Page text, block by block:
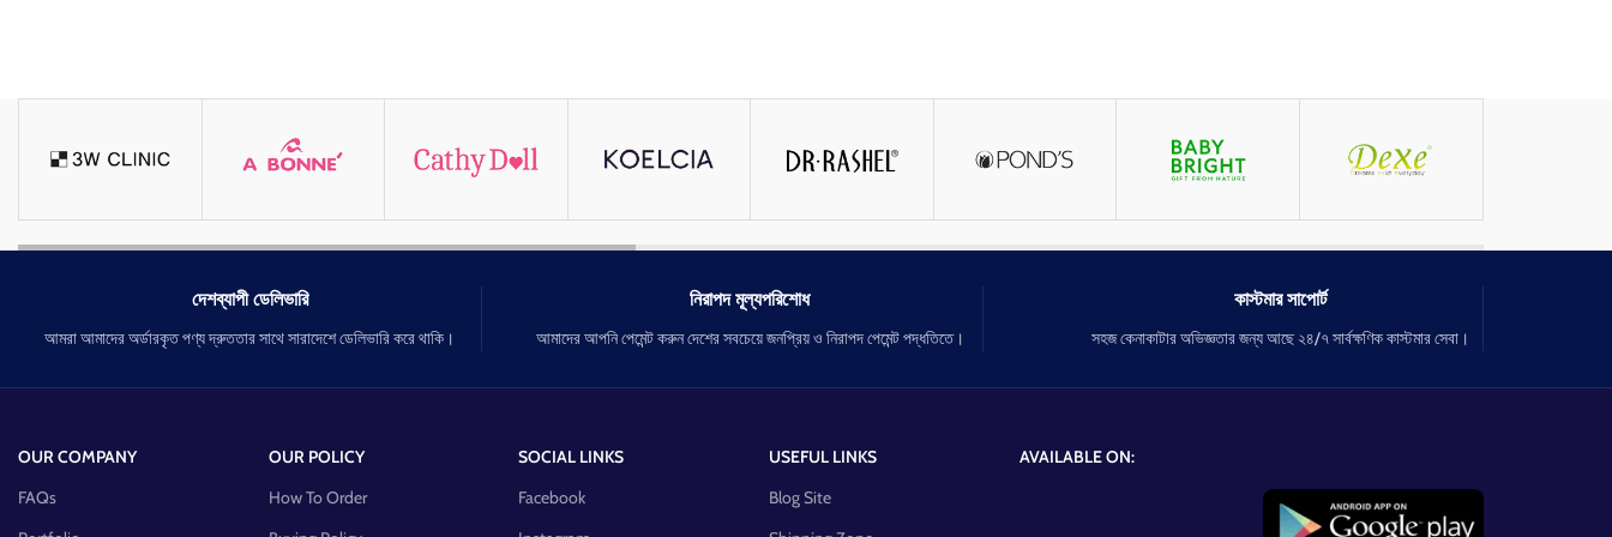
দেশব্যাপী ডেলিভারি
আমরা আমাদের অর্ডারকৃত পণ্য দ্রুততার সাথে সারাদেশে ডেলিভারি করে থাকি।
নিরাপদ মূল্যপরিশোধ
আমাদের আপনি পেমেন্ট করুন দেশের সবচেয়ে জনপ্রিয় ও নিরাপদ পেমেন্ট পদ্ধতিতে।
কাস্টমার সাপোর্ট
সহজ কেনাকাটার অভিজ্ঞতার জন্য আছে ২৪/৭ সার্বক্ষণিক কাস্টমার সেবা।
OUR COMPANY
FAQs
OUR POLICY
How To Order
SOCIAL LINKS
Facebook
USEFUL LINKS
Blog Site
AVAILABLE ON: